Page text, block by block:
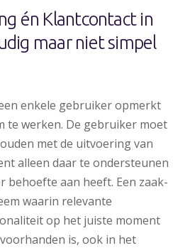
én Klantcontact in
maar niet simpel
enkele gebruiker opmerkt
te werken. De gebruiker moet
met de uitvoering van
alleen daar te ondersteunen
behoefte aan heeft. Een zaak-
waarin relevante
op het juiste moment
is, ook in het